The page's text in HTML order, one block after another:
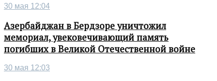
30 мая 12:04
Азербайджан в Бердзоре уничтожил
мемориал, увековечивающий память
погибших в Великой Отечественной войне
30 мая 12:03